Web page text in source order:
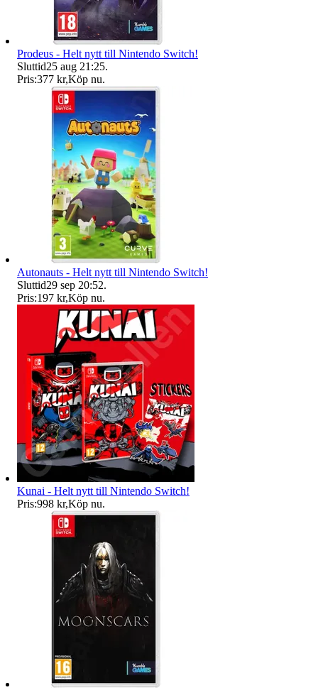
Prodeus - Helt nytt till Nintendo Switch!
Sluttid25 aug 21:25.
Pris:377 kr,Köp nu.
Autonauts - Helt nytt till Nintendo Switch!
Sluttid29 sep 20:52.
Pris:197 kr,Köp nu.
Kunai - Helt nytt till Nintendo Switch!
Pris:998 kr,Köp nu.